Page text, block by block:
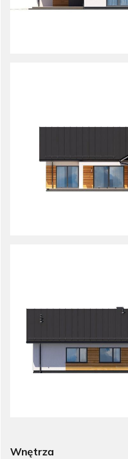
Wnętrza